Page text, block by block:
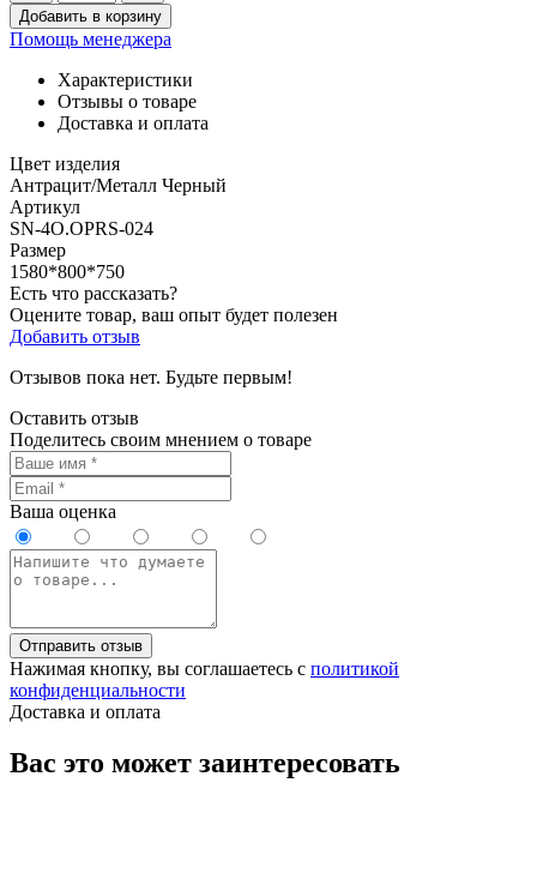
Добавить в корзину
Помощь менеджера
Характеристики
Отзывы о товаре
Доставка и оплата
Цвет изделия
Антрацит/Металл Черный
Артикул
SN-4O.OPRS-024
Размер
1580*800*750
Есть что рассказать?
Оцените товар, ваш опыт будет полезен
Добавить отзыв
Отзывов пока нет. Будьте первым!
Оставить отзыв
Поделитесь своим мнением о товаре
Ваша оценка
Отправить отзыв
Нажимая кнопку, вы соглашаетесь с политикой
конфиденциальности
Доставка и оплата
Вас это может заинтересовать